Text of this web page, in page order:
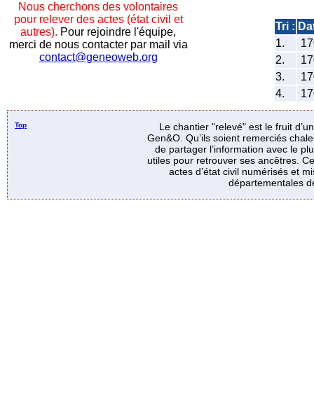
Nous cherchons des volontaires
pour relever des actes (état civil et
autres). Pour rejoindre l'équipe,
merci de nous contacter par mail via
contact@geneoweb.org
Tri :
1.
2.
3.
4.
Top
Le chantier "relevé" est le fruit
Gen&O. Qu’ils soient remerciés
de partager l’information avec le
utiles pour retrouver ses ancêtres.
actes d’état civil numérisés et
départementales